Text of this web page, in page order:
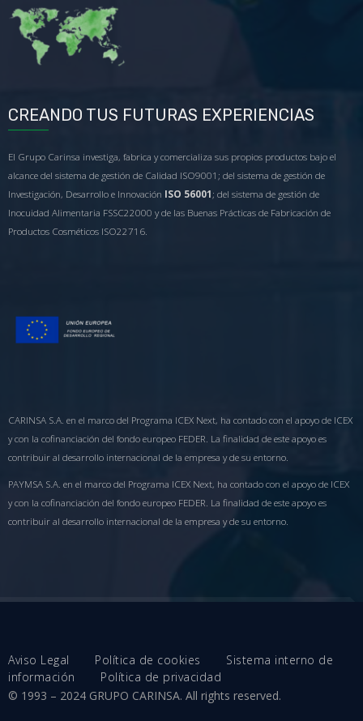
CREANDO TUS FUTURAS EXPERIENCIAS
El Grupo Carinsa investiga, fabrica y comercializa sus propios productos bajo el
alcance del sistema de gestión de Calidad ISO9001; del sistema de gestión de
Investigación, Desarrollo e Innovación ISO 56001 ; del sistema de gestión de
Inocuidad Alimentaria FSSC22000 y de las Buenas Prácticas de Fabricación de
Productos Cosméticos ISO22716.
CARINSA S.A. en el marco del Programa ICEX Next, ha contado con el apoyo de ICEX
y con la cofinanciación del fondo europeo FEDER. La finalidad de este apoyo es
contribuir al desarrollo internacional de la empresa y de su entorno.
PAYMSA S.A. en el marco del Programa ICEX Next, ha contado con el apoyo de ICEX
y con la cofinanciación del fondo europeo FEDER. La finalidad de este apoyo es
contribuir al desarrollo internacional de la empresa y de su entorno.
Aviso Legal Política de cookies Sistema interno de
información Política de privacidad
© 1993 – 2024 GRUPO CARINSA. All rights reserved.